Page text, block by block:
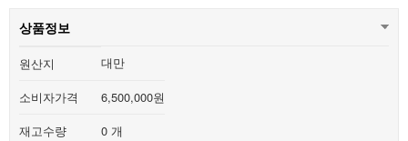
상품정보
원산지
대만
소비자가격
6,500,000원
재고수량
0 개